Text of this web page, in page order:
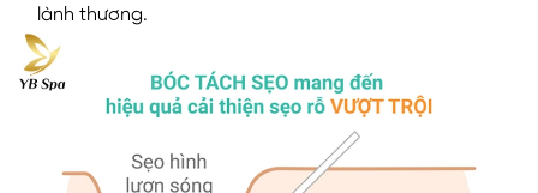
lành thương.